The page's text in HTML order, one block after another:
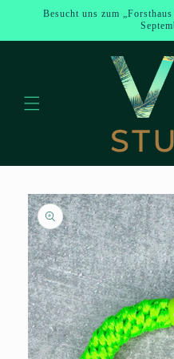
Direkt zumBesucht uns zum